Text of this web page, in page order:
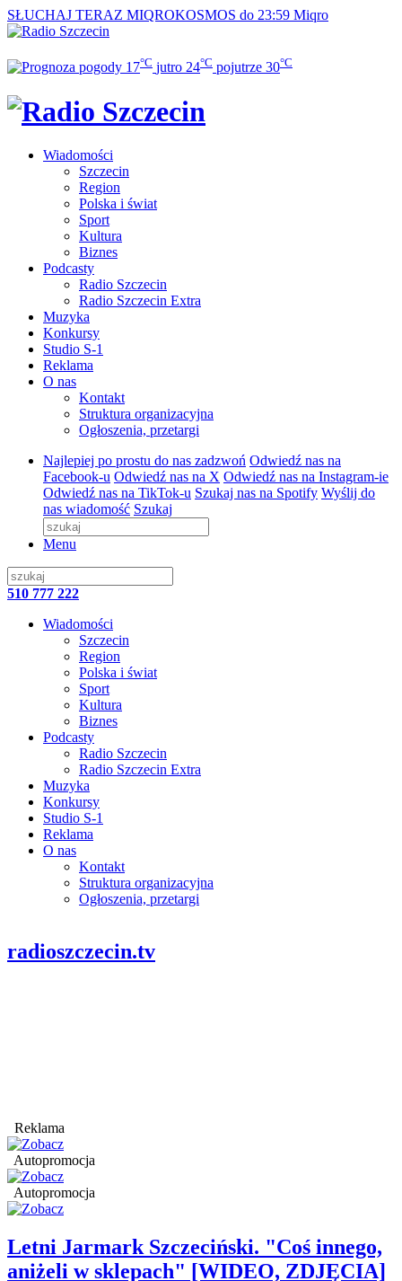
SŁUCHAJ TERAZ MIQROKOSMOS do 23:59 Miqro
17°C jutro 24°C pojutrze 30°C
Wiadomości
Szczecin
Region
Polska i świat
Sport
Kultura
Biznes
Podcasty
Radio Szczecin
Radio Szczecin Extra
Muzyka
Konkursy
Studio S-1
Reklama
O nas
Kontakt
Struktura organizacyjna
Ogłoszenia, przetargi
Najlepiej po prostu do nas zadzwoń Odwiedź nas na
Facebook-u Odwiedź nas na X Odwiedź nas na Instagram-ie
Odwiedź nas na TikTok-u Szukaj nas na Spotify Wyślij do
nas wiadomość Szukaj
Menu
510 777 222
Wiadomości
Szczecin
Region
Polska i świat
Sport
Kultura
Biznes
Podcasty
Radio Szczecin
Radio Szczecin Extra
Muzyka
Konkursy
Studio S-1
Reklama
O nas
Kontakt
Struktura organizacyjna
Ogłoszenia, przetargi
radioszczecin.tv
Reklama
Autopromocja
Autopromocja
Letni Jarmark Szczeciński. "Coś innego,
aniżeli w sklepach" [WIDEO, ZDJĘCIA]